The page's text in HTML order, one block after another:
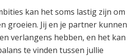
kan het soms lastig zijn om
groeien. Jij en je partner kunnen
verlangens hebben, en het kan
te vinden tussen jullie